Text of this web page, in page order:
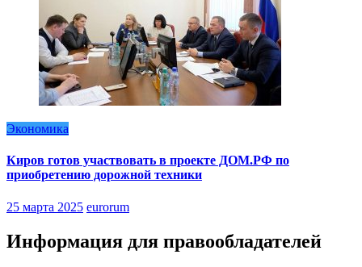
Экономика
Киров готов участвовать в проекте ДОМ.РФ по
приобретению дорожной техники
25 марта 2025 eurorum
Информация для правообладателей